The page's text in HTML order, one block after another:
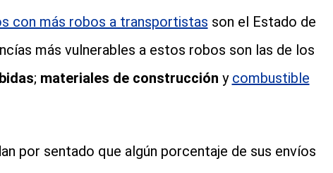
con más robos a transportistas son el Estado de
más vulnerables a estos robos son las de los
; materiales de construcción y combustible
por sentado que algún porcentaje de sus envíos